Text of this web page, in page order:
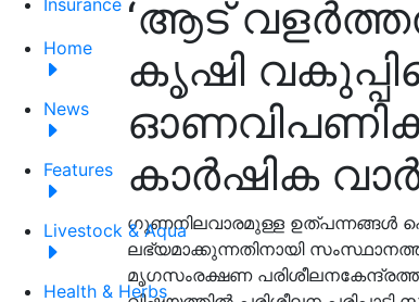
Insurance
Home
News
Features
Livestock & Aqua
Health & Herbs
‘ആട്
കൃഷി
കാർഷിക
ഗുണനിലവാരമുള്ള ഉത്പന്നങ്ങൾ
ലഭ്യമാക്കുന്നതിനായി
മൃഗസംരക്ഷണ